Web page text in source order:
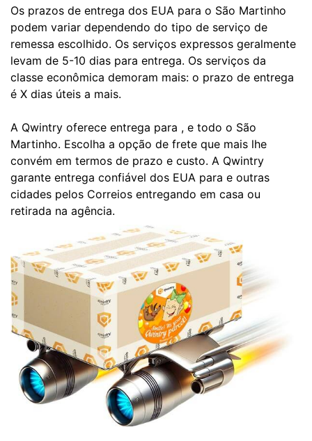
Os prazos de entrega dos EUA para o São Martinho
podem variar dependendo do tipo de serviço de
remessa escolhido. Os serviços expressos geralmente
levam de 5-10 dias para entrega. Os serviços da
classe econômica demoram mais: o prazo de entrega
é X dias úteis a mais.
A Qwintry oferece entrega para , e todo o São
Martinho. Escolha a opção de frete que mais lhe
convém em termos de prazo e custo. A Qwintry
garante entrega confiável dos EUA para e outras
cidades pelos Correios entregando em casa ou
retirada na agência.